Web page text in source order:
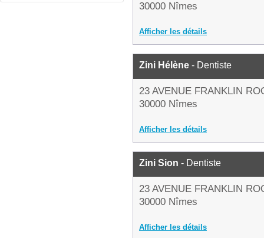
30000 Nîmes
Afficher les détails
Zini Hélène - Dentiste
23 AVENUE FRANKLIN
30000 Nîmes
Afficher les détails
Zini Sion - Dentiste
23 AVENUE FRANKLIN
30000 Nîmes
Afficher les détails